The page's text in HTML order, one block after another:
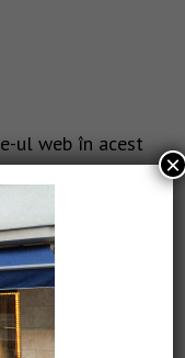
ul web în acest
×